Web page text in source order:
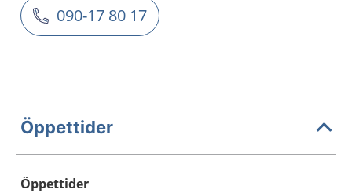
090-17 80 17
Öppettider
Öppettider